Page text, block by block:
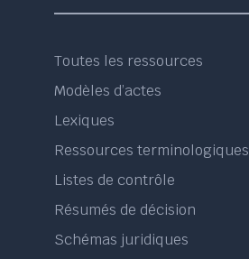
Toutes les ressources
Modèles d’actes
Lexiques
Ressources terminologiques
Listes de contrôle
Résumés de décision
Schémas juridiques